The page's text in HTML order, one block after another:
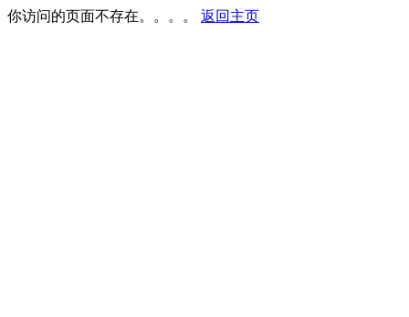
你访问的页面不存在。。。。 返回主页